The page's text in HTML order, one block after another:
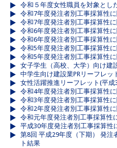
令和５年度女性職員を対象とし
令和7年度発注者別工事採算性
令和7年度発注者別工事採算性
令和6年度発注者別工事採算性
令和6年度発注者別工事採算性
令和5年度発注者別工事採算性
令和5年度発注者別工事採算性
女子学生（高校、大学）向け建
中学生向け建設業PRリーフレッ
女性活躍推進リーフレット(平成
令和4年度発注者別工事採算性
令和3年度発注者別工事採算性
令和2年度発注者別工事採算性
令和元年度発注者別工事採算性
平成30年度発注者別工事採算性
第8回 平成29年度（下期） 発
ト結果